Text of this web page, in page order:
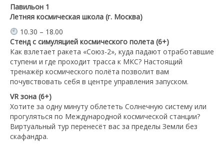
Павильон 1
Летняя космическая школа (г. Москва)
10.30 – 18.00
Стенд с симуляцией космического полета (6+)
Как взлетает ракета «Союз-2», куда падают отработавшие
ступени и где проходит трасса к МКС? Настоящий
тренажёр космического полёта позволит вам
почувствовать себя в центре управления запуском.
VR зона (6+)
Хотите за одну минуту облететь Солнечную систему или
прогуляться по Международной космической станции?
Виртуальный тур перенесёт вас за пределы Земли без
скафандра.